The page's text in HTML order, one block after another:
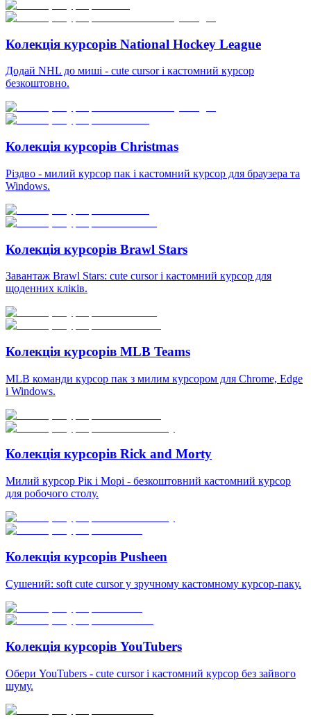
Колекція курсорів National Hockey League
Додай NHL до миші - cute cursor і кастомний курсор
безкоштовно.
Колекція курсорів Christmas
Різдво - милий курсор пак і кастомний курсор для браузера та
Windows.
Колекція курсорів Brawl Stars
Завантаж Brawl Stars: cute cursor і кастомний курсор для
щоденних кліків.
Колекція курсорів MLB Teams
MLB команди курсор пак з милим курсором для Chrome, Edge
і Windows.
Колекція курсорів Rick and Morty
Милий курсор Рік і Морі - безкоштовний кастомний курсор
для робочого столу.
Колекція курсорів Pusheen
Сушений: soft cute cursor у зручному кастомному курсор-паку.
Колекція курсорів YouTubers
Обери YouTubers - cute cursor і кастомний курсор без зайвого
шуму.